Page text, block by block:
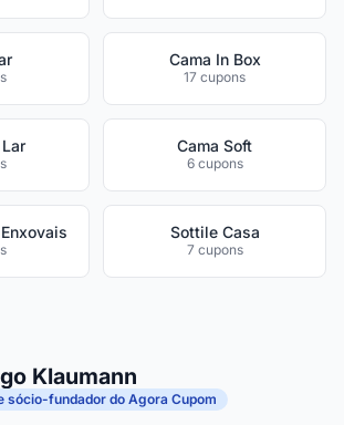
Cama In Box
17 cupons
Cama Soft
6 cupons
Sottile Casa
7 cupons
Klaumann
sócio-fundador do Agora Cupom